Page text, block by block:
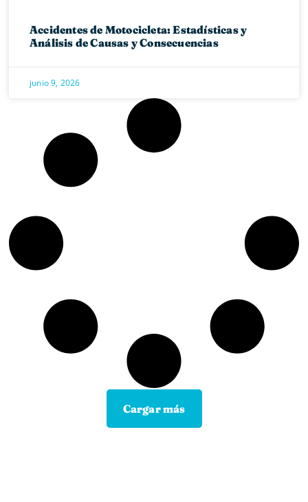
Accidentes de Motocicleta: Estadísticas y
Análisis de Causas y Consecuencias
junio 9, 2026
Cargar más